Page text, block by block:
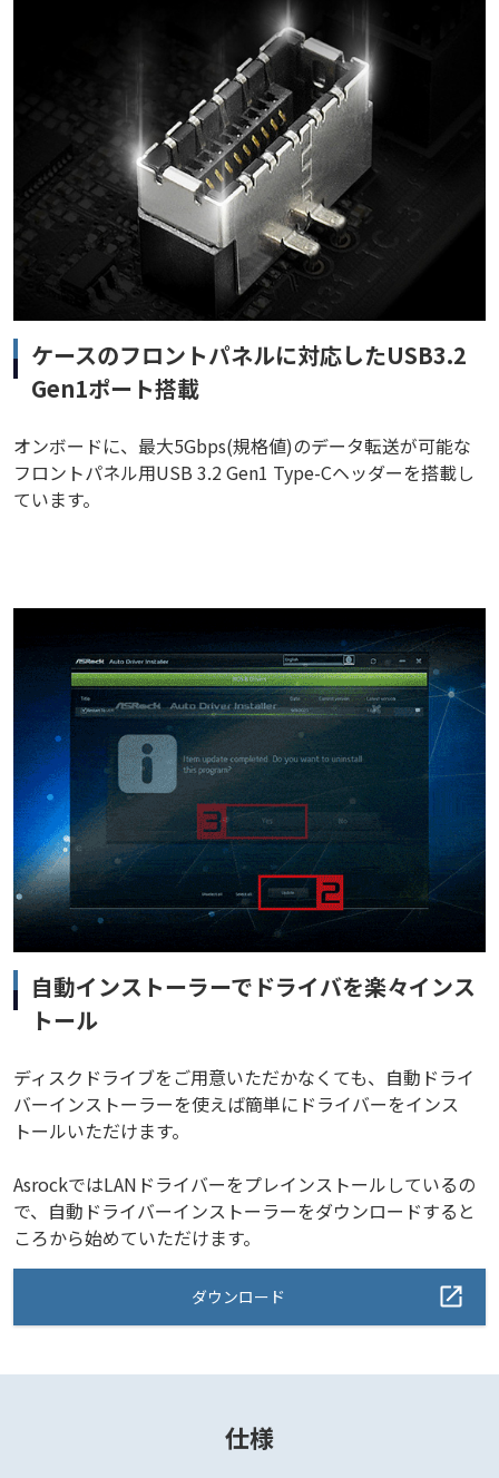
ケースのフロントパネルに対応したUSB3.2
Gen1ポート搭載
オンボードに、最大5Gbps(規格値)のデータ転送が可能な
フロントパネル用USB 3.2 Gen1 Type-Cヘッダーを搭載し
ています。
自動インストーラーでドライバを楽々インス
トール
ディスクドライブをご用意いただかなくても、自動ドライ
バーインストーラーを使えば簡単にドライバーをインス
トールいただけます。
AsrockではLANドライバーをプレインストールしているの
で、自動ドライバーインストーラーをダウンロードすると
ころから始めていただけます。
ダウンロード
仕様